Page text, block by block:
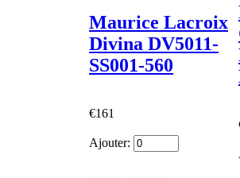
Maurice Lacroix
Divina DV5011-
SS001-560
€161
Ajouter: